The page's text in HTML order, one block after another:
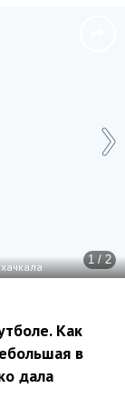
1 / 2
Как
в
дала